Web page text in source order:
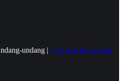
undang | Syarat & Ketentuan